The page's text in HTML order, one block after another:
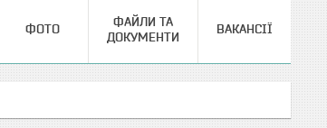
ФОТО
ФАЙЛИ ТА
ДОКУМЕНТИ
ВАКАНСІЇ